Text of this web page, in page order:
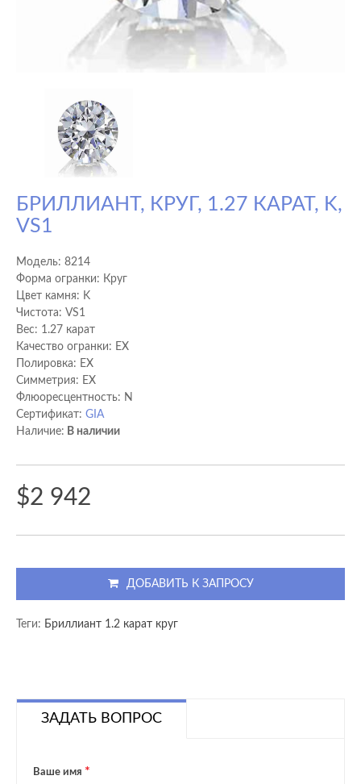
БРИЛЛИАНТ, КРУГ, 1.27 КАРАТ, K,
VS1
Модель: 8214
Форма огранки: Круг
Цвет камня: K
Чистота: VS1
Вес: 1.27 карат
Качество огранки: EX
Полировка: EX
Cимметрия: EX
Флюоресцентность: N
Сертификат: GIA
Наличие: В наличии
$2 942
ДОБАВИТЬ К ЗАПРОСУ
Теги: Бриллиант 1.2 карат круг
ЗАДАТЬ ВОПРОС
Ваше имя